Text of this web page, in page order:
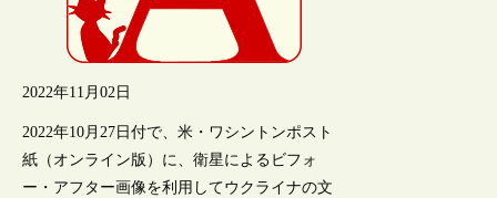
2022年11月02日
2022年10月27日付で、米・ワシントンポスト
紙（オンライン版）に、衛星によるビフォ
ー・アフター画像を利用してウクライナの文